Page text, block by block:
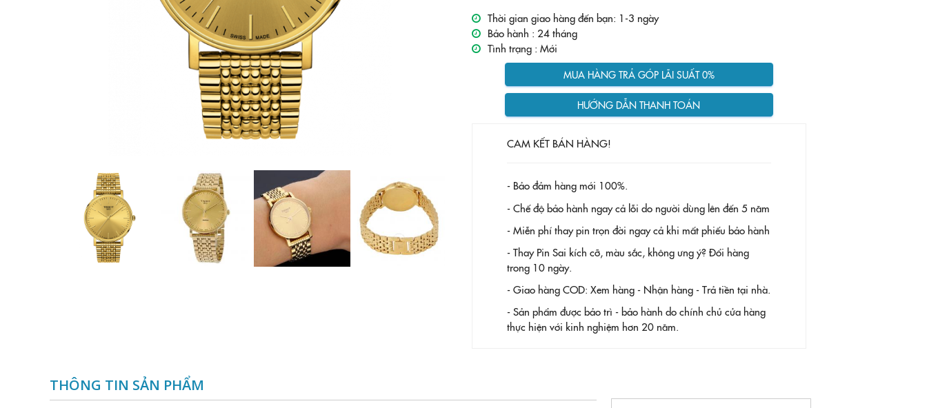
Thời gian giao hàng đến bạn: 1-3 ngày
Bảo hành : 24 tháng
Tình trạng : Mới
MUA HÀNG TRẢ GÓP LÃI SUẤT 0%
HƯỚNG DẪN THANH TOÁN
CAM KẾT BÁN HÀNG!
- Bảo đảm hàng mới 100%.
- Chế độ bảo hành ngay cả lỗi do người dùng lên đến 5 năm
- Miễn phí thay pin trọn đời ngay cả khi mất phiếu bảo hành
- Thay Pin Sai kích cỡ, màu sắc, không ưng ý? Đổi hàng
trong 10 ngày.
- Giao hàng COD: Xem hàng - Nhận hàng - Trả tiền tại nhà.
- Sản phẩm được bảo trì - bảo hành do chính chủ cửa hàng
thực hiện với kinh nghiệm hơn 20 năm.
THÔNG TIN SẢN PHẨM